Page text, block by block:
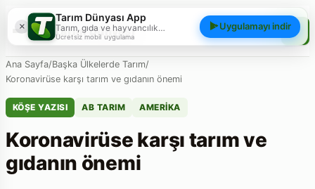
Tarım Dünyası
Ana Sayfa/Başka Ülkelerde Tarım/
Koronavirüse karşı tarım ve gıdanın önemi
KÖŞE YAZISI AB TARIM AMERIKA
Koronavirüse karşı tarım ve
gıdanın önemi
×
Tarım Dünyası App
Tarım, gıda ve hayvancılık
gündemini; haberler, yazılar, videolar
ve piyasa verileriyle cebinizden
takip edin.
Ücretsiz mobil uygulama
Uygulamayı indir